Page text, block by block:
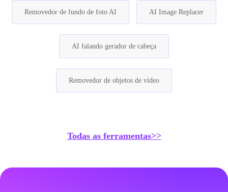
Removedor de fundo de foto AI AI Image Replacer
AI falando gerador de cabeça
Removedor de objetos de vídeo
Todas as ferramentas>>